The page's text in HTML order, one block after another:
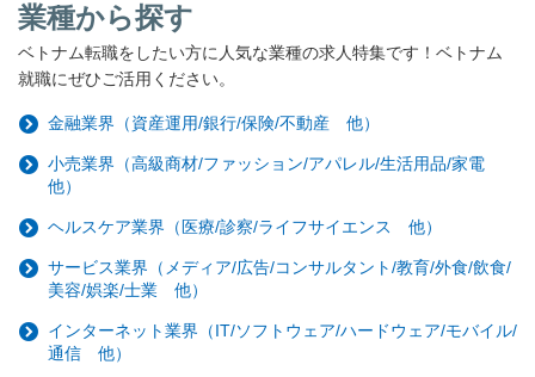
業種から探す
ベトナム転職をしたい方に人気な業種の求人特集です！ベトナム
就職にぜひご活用ください。
金融業界（資産運用/銀行/保険/不動産 他）
小売業界（高級商材/ファッション/アパレル/生活用品/家電
他）
ヘルスケア業界（医療/診察/ライフサイエンス 他）
サービス業界（メディア/広告/コンサルタント/教育/外食/飲食/
美容/娯楽/士業 他）
インターネット業界（IT/ソフトウェア/ハードウェア/モバイル/
通信 他）